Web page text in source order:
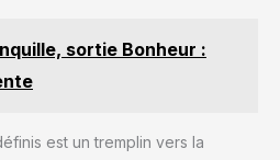
pour voir les 18 modèles de
tailles de planificateur et
pour les femmes, les
et les professionnels. L'impact
commerce des États-Unis Top 100
sortie Bonheur :
est un tremplin vers la